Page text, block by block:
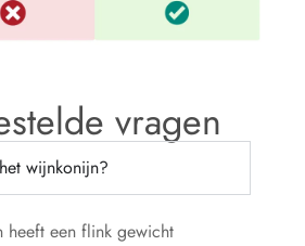
vragen
wijnkonijn?
heeft een flink gewicht